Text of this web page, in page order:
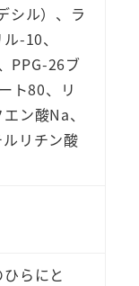
シル）、ラ
-10、
PPG-26ブ
ト80、リ
ン酸Na、
リチン酸
らにと